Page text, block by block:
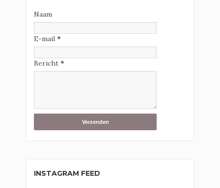
Naam
E-mail *
Bericht *
INSTAGRAM FEED